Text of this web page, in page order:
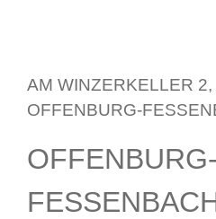
AM WINZERKELLER
OFFENBURG-
OFFENBURG-